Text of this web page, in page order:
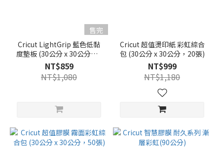
售完
Cricut LightGrip 藍色低黏
度墊板 (30公分 x 30公分，6
入)
NT$859
NT$1,080
Cricut 超值燙印紙 彩虹綜合
包 (30公分 x 30公分，20張)
NT$999
NT$1,180